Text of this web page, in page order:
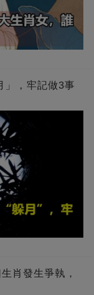
」，牢記做3事
肖發生爭執，